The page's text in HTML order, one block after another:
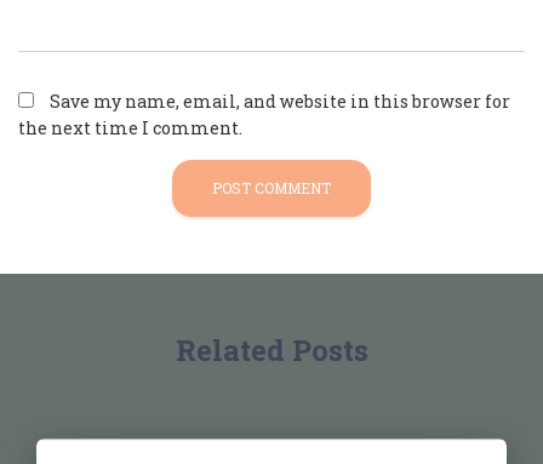
Save my name, email, and website in this browser for
the next time I comment.
Related Posts